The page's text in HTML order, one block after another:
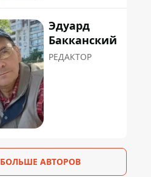
Эдуард
Бакканский
РЕДАКТОР
БОЛЬШЕ АВТОРОВ